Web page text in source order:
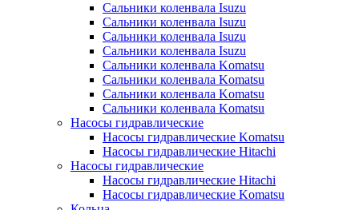
Сальники коленвала Isuzu
Сальники коленвала Isuzu
Сальники коленвала Isuzu
Сальники коленвала Isuzu
Сальники коленвала Komatsu
Сальники коленвала Komatsu
Сальники коленвала Komatsu
Сальники коленвала Komatsu
Насосы гидравлические
Насосы гидравлические Komatsu
Насосы гидравлические Hitachi
Насосы гидравлические
Насосы гидравлические Hitachi
Насосы гидравлические Komatsu